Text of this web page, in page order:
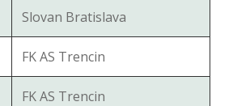
Slovan Bratislava
FK AS Trencin
FK AS Trencin